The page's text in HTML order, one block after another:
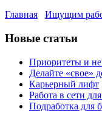
Главная
Ищущим
Новые статьи
Приоритеты и
Делайте «свое»
Карьерный лифт
Работа в сети
Подработка для